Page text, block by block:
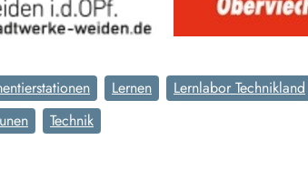
Lernen Lernlabor Technikland
Technik